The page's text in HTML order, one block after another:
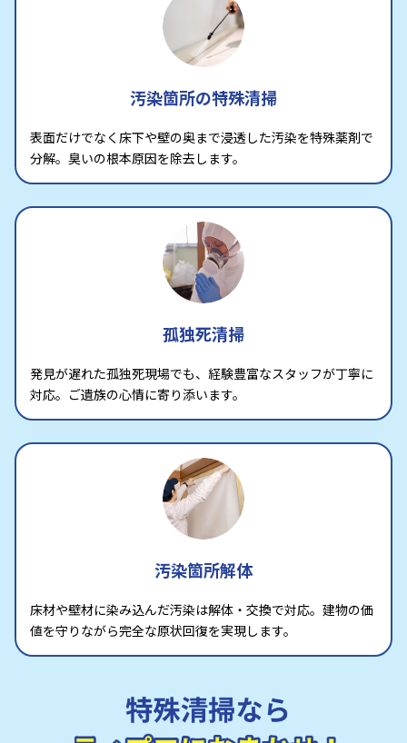
汚染箇所の特殊清掃
表面だけでなく床下や壁の奥まで浸透した汚染を特殊薬剤で
分解。臭いの根本原因を除去します。
孤独死清掃
発見が遅れた孤独死現場でも、経験豊富なスタッフが丁寧に
対応。ご遺族の心情に寄り添います。
汚染箇所解体
床材や壁材に染み込んだ汚染は解体・交換で対応。建物の価
値を守りながら完全な原状回復を実現します。